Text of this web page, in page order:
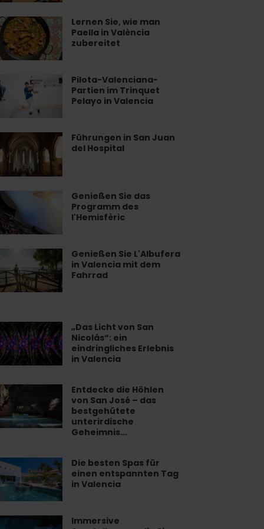
Lernen Sie, wie man
Paella in València
zubereitet
Pilota-Valenciana-
Partien im Trinquet
Pelayo in Valencia
Führungen in San Juan
del Hospital
Genießen Sie das
Programm des
l'Hemisfèric
Genießen Sie L'Albufera
in Valencia mit dem
Fahrrad
„Das Licht von San
Nicolás“: ein
eindringliches Erlebnis
in Valencia
Entdecke die Höhlen
von San José – das
bestgehütete
unterirdische
Geheimnis…
Die besten Spas für
einen entspannten Tag
in Valencia
Immersive